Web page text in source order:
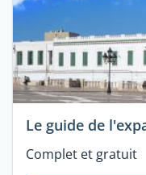
Le guide de
Complet et gratuit